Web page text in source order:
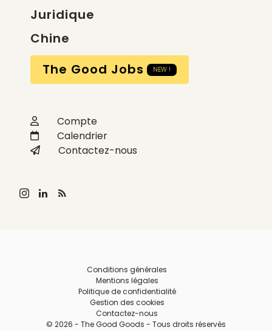
Juridique
Chine
The Good Jobs
NEW !
Compte
Calendrier
Contactez-nous
Conditions générales
Mentions légales
Politique de confidentialité
Gestion des cookies
Contactez-nous
© 2026 - The Good Goods - Tous droits réservés